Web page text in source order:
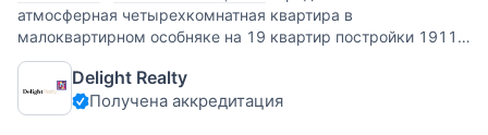
атмосферная четырехкомнатная квартира в
малоквартирном особняке на 19 квартир постройки 1911
года, после полной реконструкции. Дом расположен в
непосредственной близости от Кремля, с видами на
исторический центр Москвы и Храм Христа
Delight Realty
Получена аккредитация